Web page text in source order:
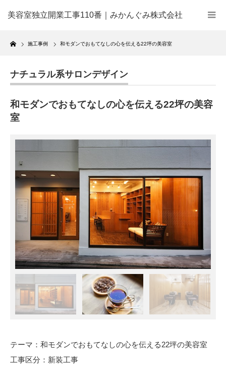
美容室独立開業工事110番｜みかんぐみ株式会社
Home
施工事例 和モダンでおもてなしの心を伝える22坪の美容室
ナチュラル系サロンデザイン
和モダンでおもてなしの心を伝える22坪の美容
室
テーマ：和モダンでおもてなしの心を伝える22坪の美容室
工事区分：新装工事